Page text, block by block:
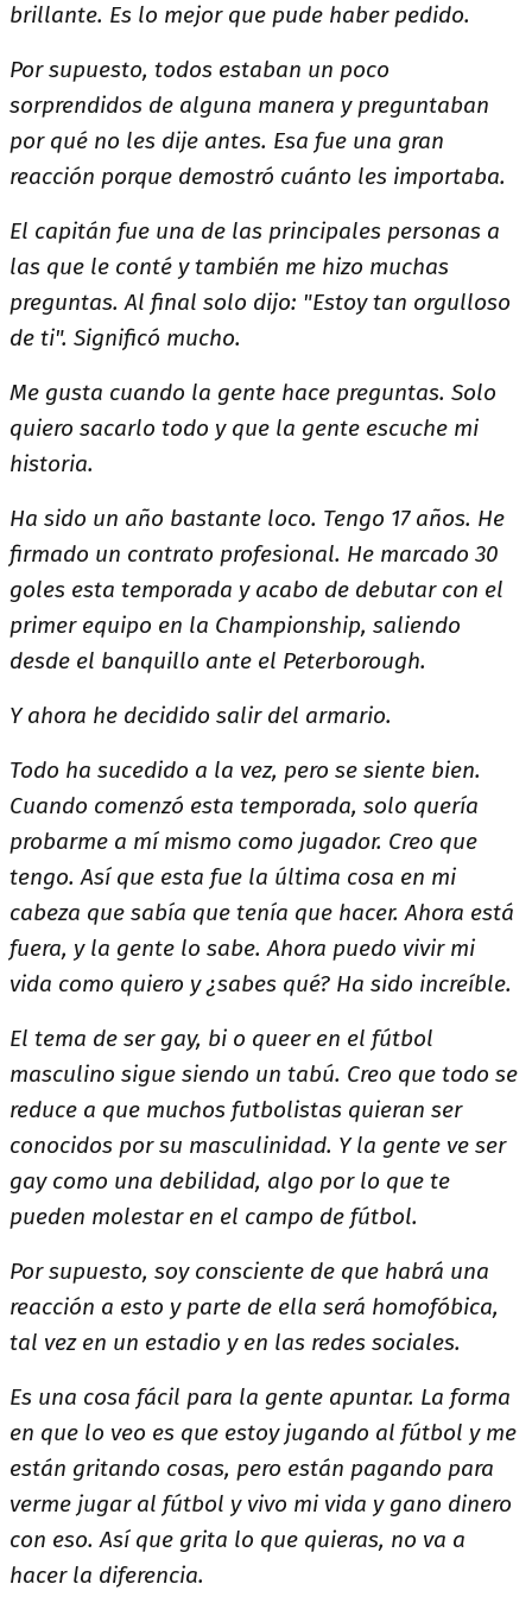
brillante. Es lo mejor que pude haber pedido.
Por supuesto, todos estaban un poco
sorprendidos de alguna manera y preguntaban
por qué no les dije antes. Esa fue una gran
reacción porque demostró cuánto les importaba.
El capitán fue una de las principales personas a
las que le conté y también me hizo muchas
preguntas. Al final solo dijo: "Estoy tan orgulloso
de ti". Significó mucho.
Me gusta cuando la gente hace preguntas. Solo
quiero sacarlo todo y que la gente escuche mi
historia.
Ha sido un año bastante loco. Tengo 17 años. He
firmado un contrato profesional. He marcado 30
goles esta temporada y acabo de debutar con el
primer equipo en la Championship, saliendo
desde el banquillo ante el Peterborough.
Y ahora he decidido salir del armario.
Todo ha sucedido a la vez, pero se siente bien.
Cuando comenzó esta temporada, solo quería
probarme a mí mismo como jugador. Creo que
tengo. Así que esta fue la última cosa en mi
cabeza que sabía que tenía que hacer. Ahora está
fuera, y la gente lo sabe. Ahora puedo vivir mi
vida como quiero y ¿sabes qué? Ha sido increíble.
El tema de ser gay, bi o queer en el fútbol
masculino sigue siendo un tabú. Creo que todo se
reduce a que muchos futbolistas quieran ser
conocidos por su masculinidad. Y la gente ve ser
gay como una debilidad, algo por lo que te
pueden molestar en el campo de fútbol.
Por supuesto, soy consciente de que habrá una
reacción a esto y parte de ella será homofóbica,
tal vez en un estadio y en las redes sociales.
Es una cosa fácil para la gente apuntar. La forma
en que lo veo es que estoy jugando al fútbol y me
están gritando cosas, pero están pagando para
verme jugar al fútbol y vivo mi vida y gano dinero
con eso. Así que grita lo que quieras, no va a
hacer la diferencia.